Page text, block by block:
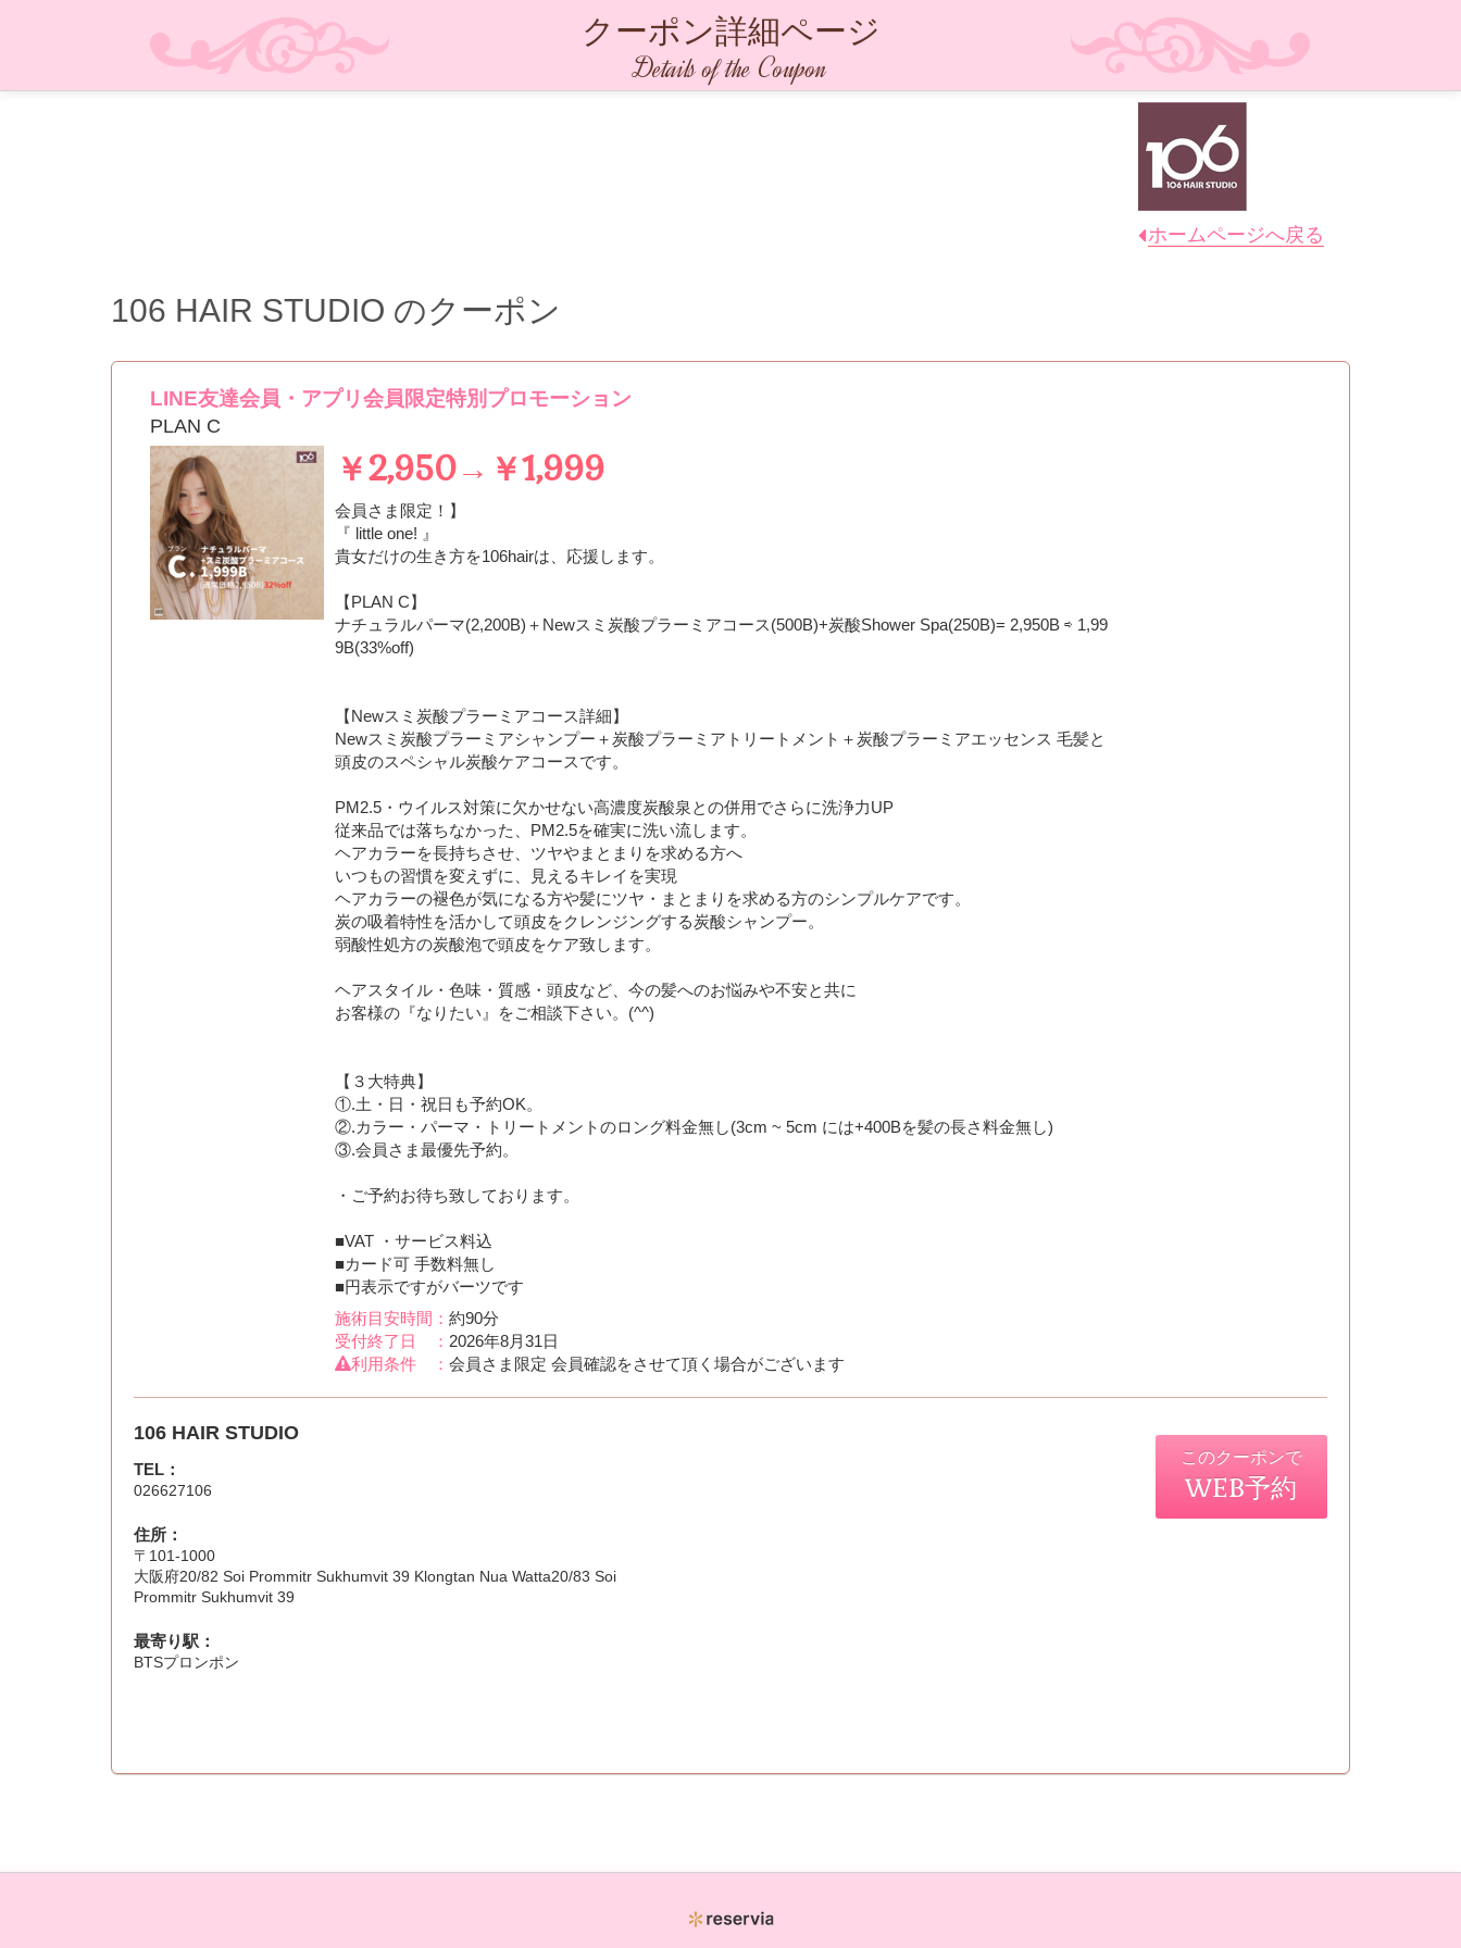
クーポン詳細ページ
Details of the Coupon
ホームページへ戻る
106 HAIR STUDIO のクーポン
LINE友達会員・アプリ会員限定特別プロモーション
PLAN C
￥2,950→￥1,999
会員さま限定！】
『 little one! 』
貴女だけの生き方を106hairは、応援します。
【PLAN C】
ナチュラルパーマ(2,200B)＋Newスミ炭酸プラーミアコース(500B)+炭酸Shower Spa(250B)= 2,950B ⇨ 1,99
9B(33%off)
【Newスミ炭酸プラーミアコース詳細】
Newスミ炭酸プラーミアシャンプー＋炭酸プラーミアトリートメント＋炭酸プラーミアエッセンス 毛髪と
頭皮のスペシャル炭酸ケアコースです。
PM2.5・ウイルス対策に欠かせない高濃度炭酸泉との併用でさらに洗浄力UP
従来品では落ちなかった、PM2.5を確実に洗い流します。
ヘアカラーを長持ちさせ、ツヤやまとまりを求める方へ
いつもの習慣を変えずに、見えるキレイを実現
ヘアカラーの褪色が気になる方や髪にツヤ・まとまりを求める方のシンプルケアです。
炭の吸着特性を活かして頭皮をクレンジングする炭酸シャンプー。
弱酸性処方の炭酸泡で頭皮をケア致します。
ヘアスタイル・色味・質感・頭皮など、今の髪へのお悩みや不安と共に
お客様の『なりたい』をご相談下さい。(^^)
【３大特典】
①.土・日・祝日も予約OK。
②.カラー・パーマ・トリートメントのロング料金無し(3cm ~ 5cm には+400Bを髪の長さ料金無し)
③.会員さま最優先予約。
・ご予約お待ち致しております。
■VAT ・サービス料込
■カード可 手数料無し
■円表示ですがバーツです
施術目安時間： 約90分
受付終了日 ： 2026年8月31日
利用条件 ： 会員さま限定 会員確認をさせて頂く場合がございます
106 HAIR STUDIO
TEL：
026627106
住所：
〒101-1000
大阪府20/82 Soi Prommitr Sukhumvit 39 Klongtan Nua Watta20/83 Soi
Prommitr Sukhumvit 39
最寄り駅：
BTSプロンポン
このクーポンで
WEB予約